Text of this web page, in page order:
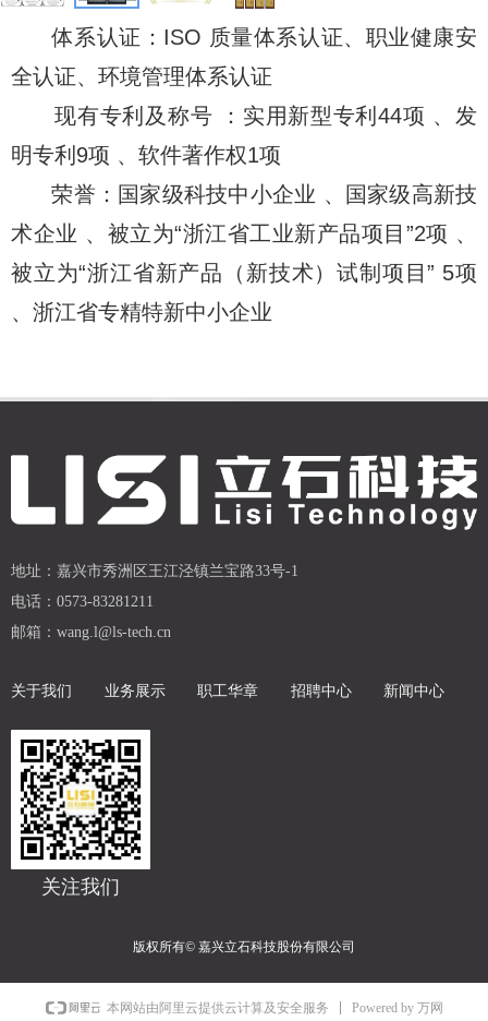
体系认证：ISO 质量体系认证、职业健康安
全认证、环境管理体系认证
现有专利及称号 ：实用新型专利44项 、发
明专利9项 、软件著作权1项
荣誉：国家级科技中小企业 、国家级高新技
术企业 、被立为“浙江省工业新产品项目”2项 、
被立为“浙江省新产品（新技术）试制项目” 5项
、浙江省专精特新中小企业
公司现有专利及称号 实用新型专利44项 发明专利9
项 软件著作权1项
关注我们
地址： 嘉兴市秀洲区王江泾镇兰宝路33号-1
电话： 0573-83281211
邮箱： wang.l@ls-tech.cn
版权所有© 嘉兴立石科技股份有限公司
关于我们 业务展示 职工华章 招聘中心 新闻中心
本网站由阿里云提供云计算及安全服务 Powered by 万网